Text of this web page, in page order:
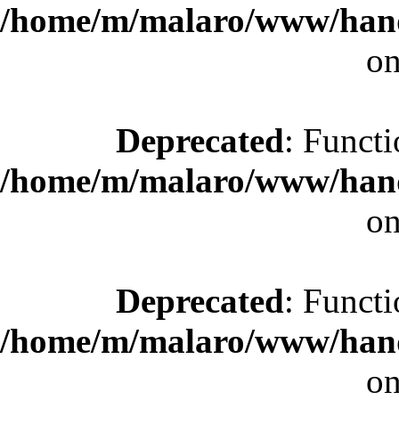
/home/m/malaro/www/
Deprecated:
/home/m/malaro/www/
Deprecated:
/home/m/malaro/www/